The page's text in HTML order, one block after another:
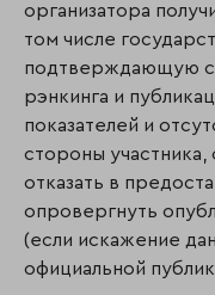
организатора
том числе
подтверждающую
рэнкинга и
показателей и
стороны участника,
отказать в
опровергнуть
(если искажение
официальной